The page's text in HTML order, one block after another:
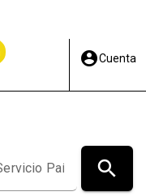
account_circleCuenta
search